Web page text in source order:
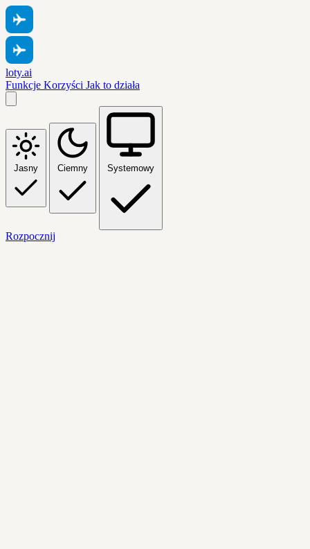
loty.ai
Funkcje Korzyści Jak to działa
Jasny Ciemny Systemowy
Rozpocznij